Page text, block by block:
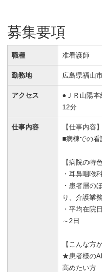
募集要項
職種 准看護師
勤務地 広島県福山
アクセス
●ＪＲ山陽
12分
仕事内容
【仕事内容】
■病棟での
【病院の特色
・耳鼻咽喉
・患者層の
り、介護業
・平均在院
～2日
【こんな方
★患者様の
高めたい方